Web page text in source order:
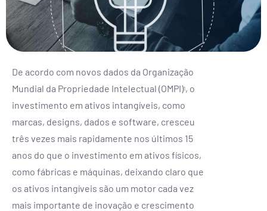
De acordo com novos dados da Organização
Mundial da Propriedade Intelectual (OMPI)1, o
investimento em ativos intangíveis, como
marcas, designs, dados e software, cresceu
três vezes mais rapidamente nos últimos 15
anos do que o investimento em ativos físicos,
como fábricas e máquinas, deixando claro que
os ativos intangíveis são um motor cada vez
mais importante de inovação e crescimento